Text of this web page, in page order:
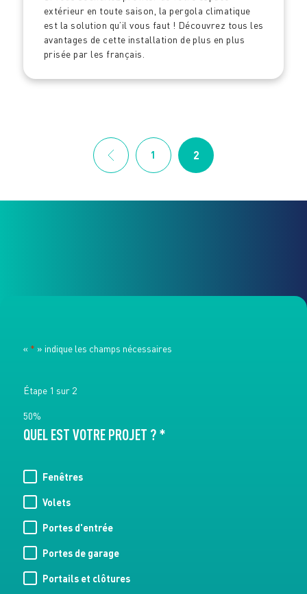
extérieur en toute saison, la pergola climatique
est la solution qu’il vous faut ! Découvrez tous les
avantages de cette installation de plus en plus
prisée par les français.
1 2
« * » indique les champs nécessaires
Étape 1 sur 2
50%
QUEL EST VOTRE PROJET ? *
Fenêtres
Volets
Portes d'entrée
Portes de garage
Portails et clôtures